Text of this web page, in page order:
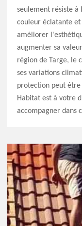
seulement résiste à
couleur éclatante
améliorer
augmenter sa
région de Targe, le
ses variations
protection peut
Habitat est à votre
accompagner dans